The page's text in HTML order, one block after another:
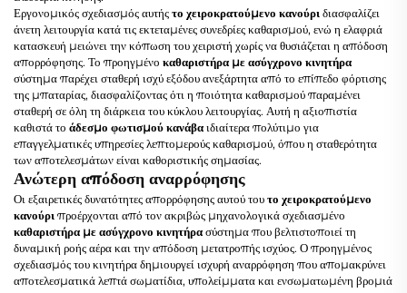
Εργονομικός σχεδιασμός αυτήςτο χειροκρατούμενο κανούρι διασφαλίζει
άνετη λειτουργία κατά τις εκτεταμένες συνεδρίες καθαρισμού, ενώ η ελαφριά
κατασκευή μειώνει την κόπωση του χειριστή χωρίς να θυσιάζεται η απόδοση
απορρόφησης. Το προηγμένο καθαριστήρα με ασύγχρονο κινητήρα
σύστημα παρέχει σταθερή ισχύ εξόδου ανεξάρτητα από το επίπεδο φόρτισης
της μπαταρίας, διασφαλίζοντας ότι η ποιότητα καθαρισμού παραμένει
σταθερή σε όλη τη διάρκεια του κύκλου λειτουργίας. Αυτή η αξιοπιστία
καθιστά το άδεσμο φωτισμού κανάβαιδιαίτερα πολύτιμο για
επαγγελματικές υπηρεσίες λεπτομερούς καθαρισμού, όπου η σταθερότητα
των αποτελεσμάτων είναι καθοριστικής σημασίας.
Ανώτερη απόδοση αναρρόφησης
Οι εξαιρετικές δυνατότητες απορρόφησης αυτού τουτο χειροκρατούμενο
κανούρι προέρχονται από τον ακριβώς μηχανολογικά σχεδιασμένο
καθαριστήρα με ασύγχρονο κινητήρασύστημα που βελτιστοποιεί τη
δυναμική ροής αέρα και την απόδοση μετατροπής ισχύος. Ο προηγμένος
σχεδιασμός του κινητήρα δημιουργεί ισχυρή αναρρόφηση που απομακρύνει
αποτελεσματικά λεπτά σωματίδια, υπολείμματα και ενσωματωμένη βρομιά